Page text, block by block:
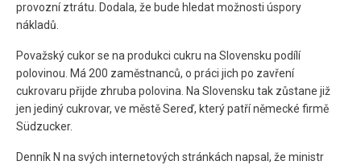
provozní ztrátu. Dodala, že bude hledat možnosti úspory
nákladů.
Považský cukor se na produkci cukru na Slovensku podílí
polovinou. Má 200 zaměstnanců, o práci jich po zavření
cukrovaru přijde zhruba polovina. Na Slovensku tak zůstane již
jen jediný cukrovar, ve městě Sereď, který patří německé firmě
Südzucker.
Denník N na svých internetových stránkách napsal, že ministr